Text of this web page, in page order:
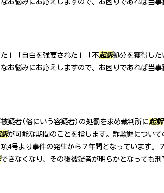
た」「自白を強要された」「不起訴処分を獲得し
お悩みにお応えしますので、お困りであれば当事
疑者(俗にいう容疑者)の処罰を求め裁判所に起訴
が可能な期間のことを指します。詐欺罪について
4号より事件の発生から７年間となっています。
できなくなり、その後被疑者が明らかとなっても刑